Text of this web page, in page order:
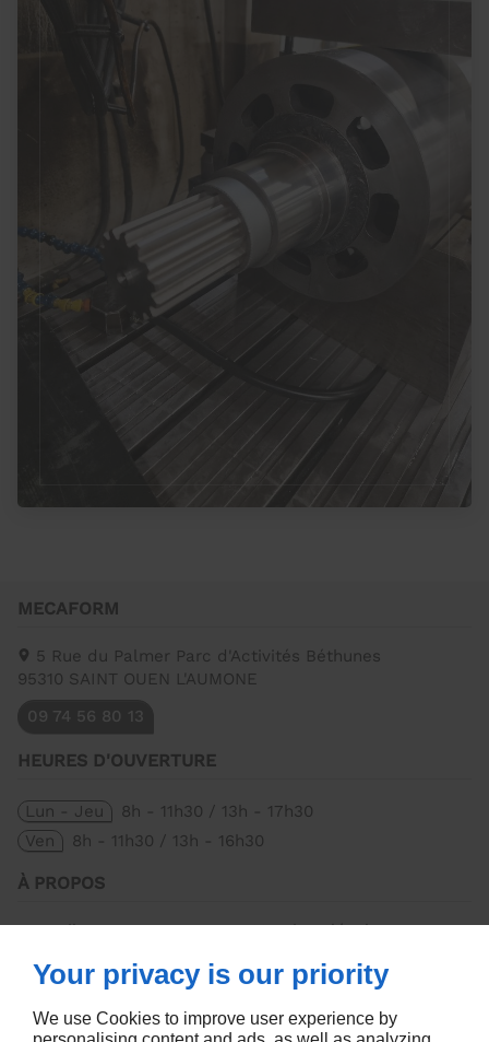
MECAFORM
5 Rue du Palmer Parc d'Activités Béthunes
95310 SAINT OUEN L'AUMONE
09 74 56 80 13
HEURES D'OUVERTURE
Lun - Jeu
8h - 11h30 / 13h - 17h30
Ven
8h - 11h30 / 13h - 16h30
À PROPOS
Accueil
Mentions légales
SUIVEZ-NOUS
Your privacy is our priority
We use Cookies to improve user experience by